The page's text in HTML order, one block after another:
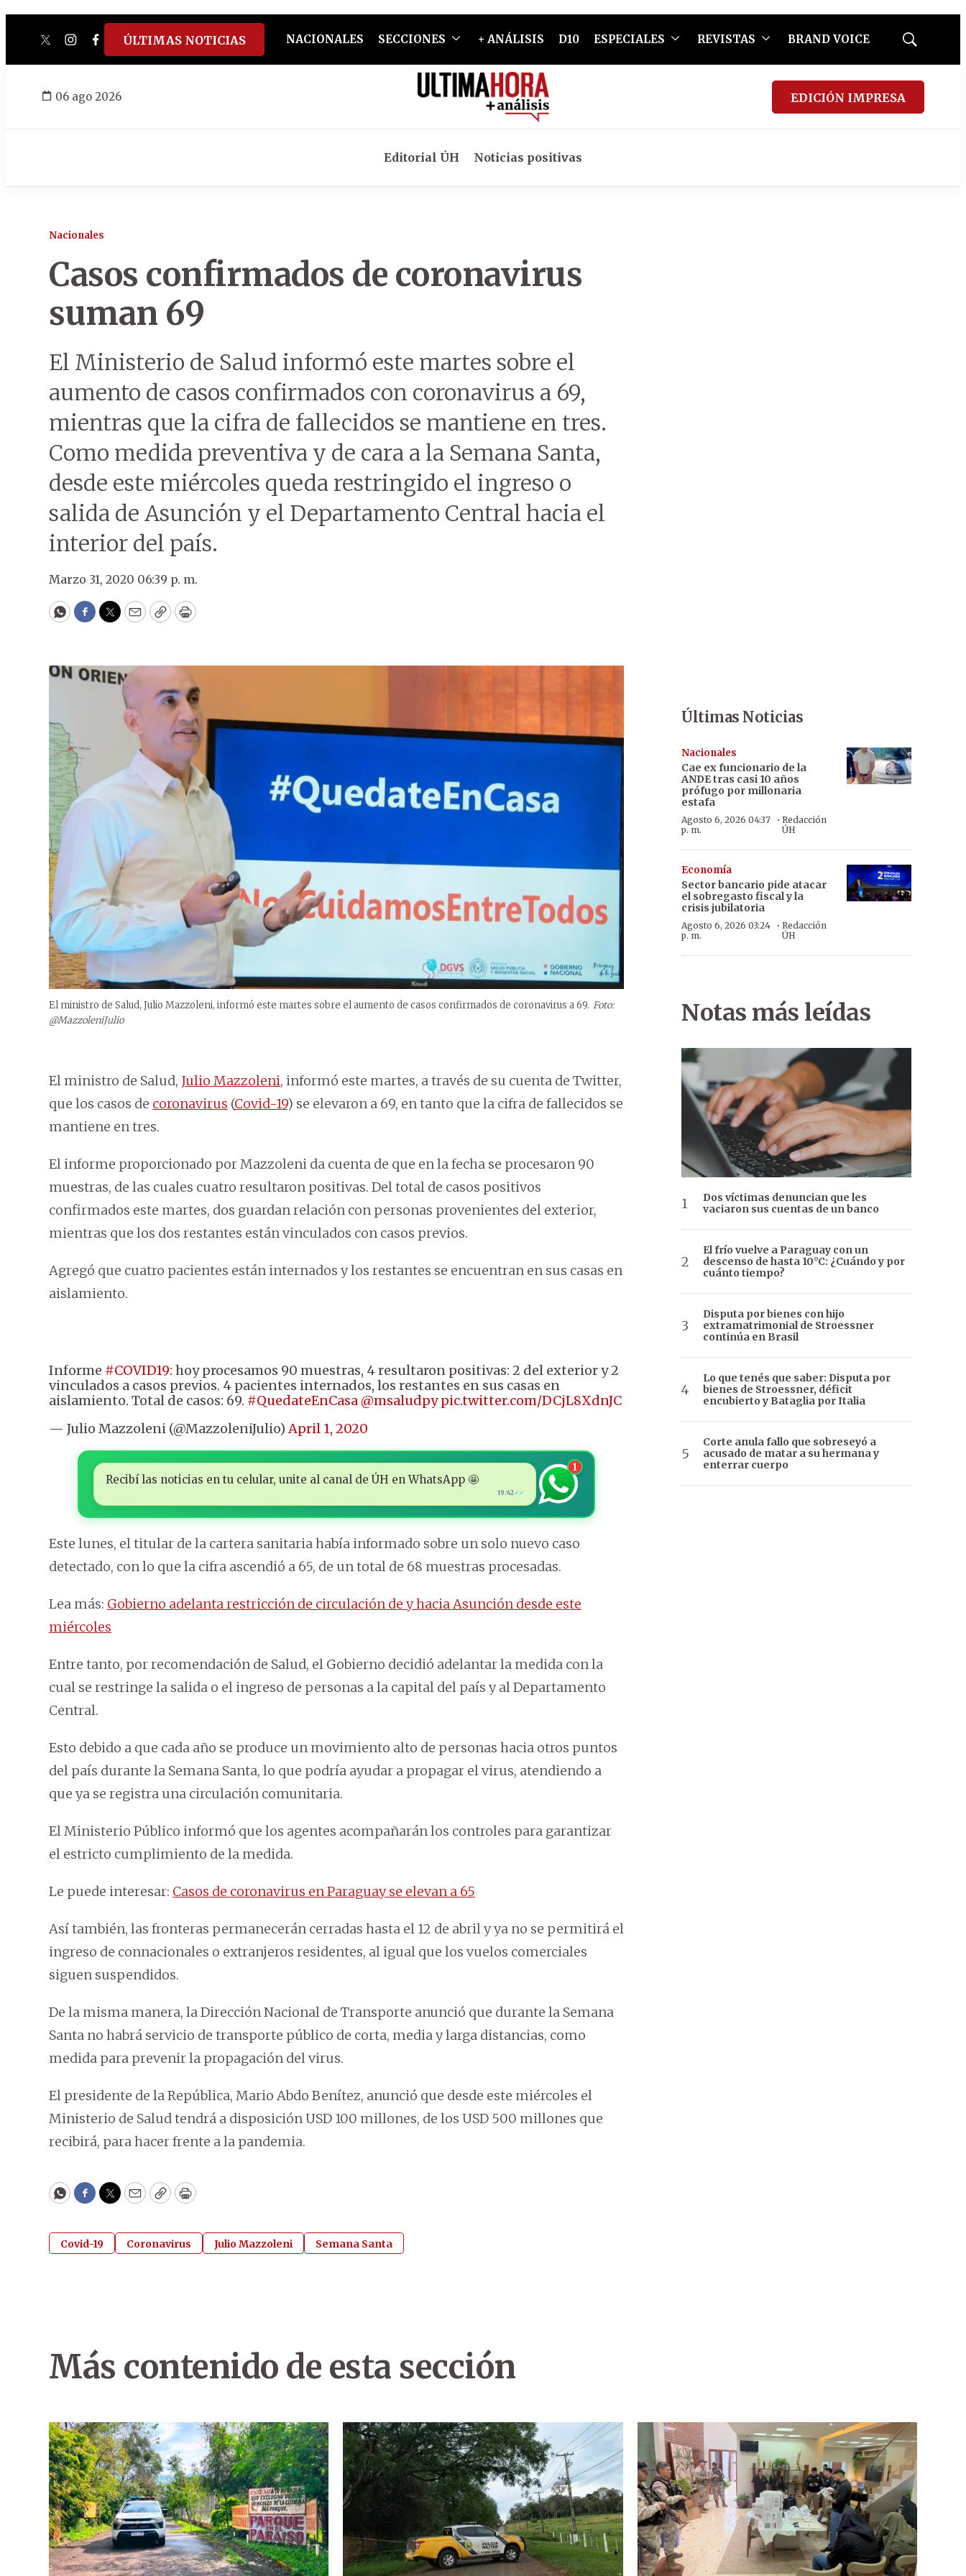
twitterinstagram
facebook
tiktokyoutube
spotify
ÚLTIMAS NOTICIAS NACIONALES SECCIONES + ANÁLISIS D10 ESPECIALES REVISTAS BRAND VOICE
Mostrar
06 ago 2026 EDICIÓN IMPRESA
Editorial ÚH Noticias positivas
Nacionales
Casos confirmados de coronavirus
suman 69
El Ministerio de Salud informó este martes sobre el
aumento de casos confirmados con coronavirus a 69,
mientras que la cifra de fallecidos se mantiene en tres.
Como medida preventiva y de cara a la Semana Santa,
desde este miércoles queda restringido el ingreso o
salida de Asunción y el Departamento Central hacia el
interior del país.
Marzo 31, 2020 06:39 p. m.
WhatsApp
Facebook
Twitter
EmailCopyPrint
El ministro de Salud, Julio Mazzoleni, informó este martes sobre el aumento de casos confirmados de coronavirus a 69. Foto:
@MazzoleniJulio
El ministro de Salud, Julio Mazzoleni, informó este martes, a través de su cuenta de Twitter,
que los casos de coronavirus (Covid-19) se elevaron a 69, en tanto que la cifra de fallecidos se
mantiene en tres.
El informe proporcionado por Mazzoleni da cuenta de que en la fecha se procesaron 90
muestras, de las cuales cuatro resultaron positivas. Del total de casos positivos
confirmados este martes, dos guardan relación con personas provenientes del exterior,
mientras que los dos restantes están vinculados con casos previos.
Agregó que cuatro pacientes están internados y los restantes se encuentran en sus casas en
aislamiento.
Informe #COVID19: hoy procesamos 90 muestras, 4 resultaron positivas: 2 del exterior y 2
vinculados a casos previos. 4 pacientes internados, los restantes en sus casas en
aislamiento. Total de casos: 69. #QuedateEnCasa@msaludpy pic.twitter.com/DCjL8XdnJC
— Julio Mazzoleni (@MazzoleniJulio)April 1, 2020
Recibí las noticias en tu celular, unite al canal de ÚH en WhatsApp 🤩
19:42✓✓
1
Este lunes, el titular de la cartera sanitaria había informado sobre un solo nuevo caso
detectado, con lo que la cifra ascendió a 65, de un total de 68 muestras procesadas.
Lea más: Gobierno adelanta restricción de circulación de y hacia Asunción desde este
miércoles
Entre tanto, por recomendación de Salud, el Gobierno decidió adelantar la medida con la
cual se restringe la salida o el ingreso de personas a la capital del país y al Departamento
Central.
Esto debido a que cada año se produce un movimiento alto de personas hacia otros puntos
del país durante la Semana Santa, lo que podría ayudar a propagar el virus, atendiendo a
que ya se registra una circulación comunitaria.
El Ministerio Público informó que los agentes acompañarán los controles para garantizar
el estricto cumplimiento de la medida.
Le puede interesar: Casos de coronavirus en Paraguay se elevan a 65
Así también, las fronteras permanecerán cerradas hasta el 12 de abril y ya no se permitirá el
ingreso de connacionales o extranjeros residentes, al igual que los vuelos comerciales
siguen suspendidos.
De la misma manera, la Dirección Nacional de Transporte anunció que durante la Semana
Santa no habrá servicio de transporte público de corta, media y larga distancias, como
medida para prevenir la propagación del virus.
El presidente de la República, Mario Abdo Benítez, anunció que desde este miércoles el
Ministerio de Salud tendrá a disposición USD 100 millones, de los USD 500 millones que
recibirá, para hacer frente a la pandemia.
WhatsApp
Facebook
Twitter
EmailCopyPrint
Covid-19 Coronavirus Julio Mazzoleni Semana Santa
Últimas Noticias
Nacionales
Cae ex funcionario de la
ANDE tras casi 10 años
prófugo por millonaria
estafa
Agosto 6, 2026 04:37
p. m.
· Redacción
ÚH
Economía
Sector bancario pide atacar
el sobregasto fiscal y la
crisis jubilatoria
Agosto 6, 2026 03:24
p. m.
· Redacción
ÚH
Notas más leídas
Dos víctimas denuncian que les
vaciaron sus cuentas de un banco
El frío vuelve a Paraguay con un
descenso de hasta 10°C: ¿Cuándo y por
cuánto tiempo?
Disputa por bienes con hijo
extramatrimonial de Stroessner
continúa en Brasil
Lo que tenés que saber: Disputa por
bienes de Stroessner, déficit
encubierto y Bataglia por Italia
Corte anula fallo que sobreseyó a
acusado de matar a su hermana y
enterrar cuerpo
Más contenido de esta sección